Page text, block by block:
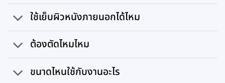
ใช้เย็บผิวหนังภายนอกได้ไหม
ต้องตัดไหมไหม
ขนาดไหนใช้กับงานอะไร